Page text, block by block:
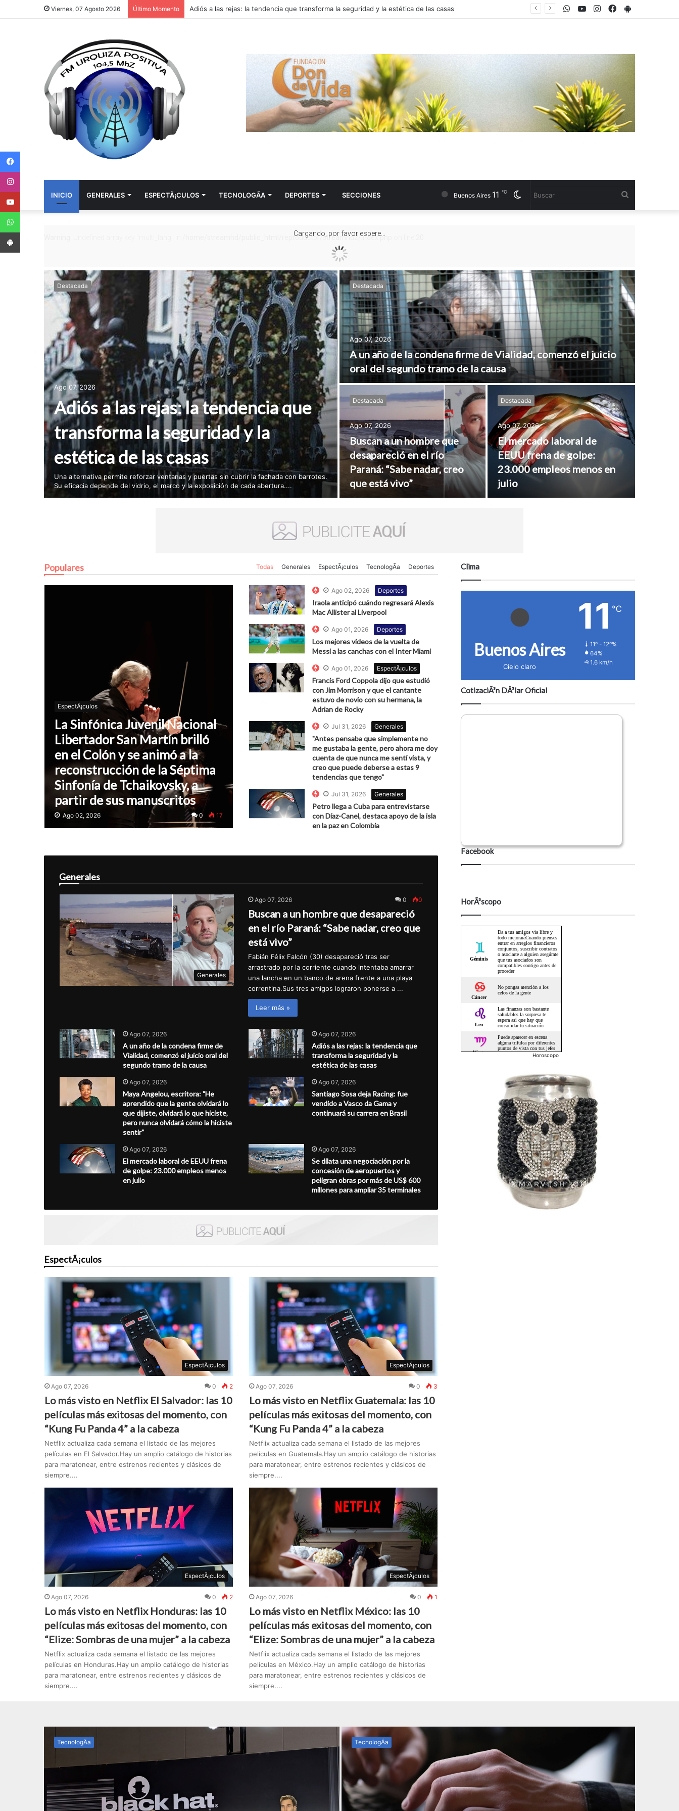
Viernes, 07 Agosto 2026 Último Momento PlayStore
Facebook
Instagram
Youtube
WhatsApp
INICIO GENERALES ESPECTÃ¡CULOS TECNOLOGÃ­A DEPORTES SECCIONES Cambiar
Buenos Aires 11 ℃
Destacada
Ago 07, 2026
Adiós a las rejas: la tendencia que
transforma la seguridad y la
estética de las casas
Una alternativa permite reforzar ventanas y puertas sin cubrir la fachada con barrotes.
Su eficacia depende del vidrio, el marco y la exposición de cada abertura....
Destacada
Ago 07, 2026
A un año de la condena firme de Vialidad, comenzó el juicio
oral del segundo tramo de la causa
Destacada
Ago 07, 2026
Buscan a un hombre que
desapareció en el río
Paraná: “Sabe nadar, creo
que está vivo”
Destacada
Ago 07, 2026
El mercado laboral de
EEUU frena de golpe:
23.000 empleos menos en
julio
Populares Todas Generales EspectÃ¡culos TecnologÃ­a Deportes
EspectÃ¡culos
La Sinfónica Juvenil Nacional
Libertador San Martín brilló
en el Colón y se animó a la
reconstrucción de la Séptima
Sinfonía de Tchaikovsky, a
partir de sus manuscritos
Ago 02, 2026 0 17
Ago 02, 2026 Deportes
Iraola anticipó cuándo regresará Alexis
Mac Allister al Liverpool
Ago 01, 2026 Deportes
Los mejores videos de la vuelta de
Messi a las canchas con el Inter Miami
Ago 01, 2026 EspectÃ¡culos
Francis Ford Coppola dijo que estudió
con Jim Morrison y que el cantante
estuvo de novio con su hermana, la
Adrian de Rocky
Jul 31, 2026 Generales
"Antes pensaba que simplemente no
me gustaba la gente, pero ahora me doy
cuenta de que nunca me sentí vista, y
creo que puede deberse a estas 9
tendencias que tengo"
Jul 31, 2026 Generales
Petro llega a Cuba para entrevistarse
con Díaz-Canel, destaca apoyo de la isla
en la paz en Colombia
Generales
Generales
Ago 07, 2026 0 0
Buscan a un hombre que desapareció
en el río Paraná: “Sabe nadar, creo que
está vivo”
Fabián Félix Falcón (30) desapareció tras ser
arrastrado por la corriente cuando intentaba amarrar
una lancha en un banco de arena frente a una playa
correntina.Sus tres amigos lograron ponerse a ...
Leer más »
Ago 07, 2026
A un año de la condena firme de
Vialidad, comenzó el juicio oral del
segundo tramo de la causa
Ago 07, 2026
Adiós a las rejas: la tendencia que
transforma la seguridad y la
estética de las casas
Ago 07, 2026
Maya Angelou, escritora: "He
aprendido que la gente olvidará lo
que dijiste, olvidará lo que hiciste,
pero nunca olvidará cómo la hiciste
sentir"
Ago 07, 2026
Santiago Sosa deja Racing: fue
vendido a Vasco da Gama y
continuará su carrera en Brasil
Ago 07, 2026
El mercado laboral de EEUU frena
de golpe: 23.000 empleos menos
en julio
Ago 07, 2026
Se dilata una negociación por la
concesión de aeropuertos y
peligran obras por más de US$ 600
millones para ampliar 35 terminales
EspectÃ¡culos
EspectÃ¡culos
Ago 07, 2026 0 2
Lo más visto en Netflix El Salvador: las 10
películas más exitosas del momento, con
“Kung Fu Panda 4” a la cabeza
Netflix actualiza cada semana el listado de las mejores
películas en El Salvador.Hay un amplio catálogo de historias
para maratonear, entre estrenos recientes y clásicos de
siempre....
EspectÃ¡culos
Ago 07, 2026 0 3
Lo más visto en Netflix Guatemala: las 10
películas más exitosas del momento, con
“Kung Fu Panda 4” a la cabeza
Netflix actualiza cada semana el listado de las mejores
películas en Guatemala.Hay un amplio catálogo de historias
para maratonear, entre estrenos recientes y clásicos de
siempre....
EspectÃ¡culos
Ago 07, 2026 0 2
Lo más visto en Netflix Honduras: las 10
películas más exitosas del momento, con
“Elize: Sombras de una mujer” a la cabeza
Netflix actualiza cada semana el listado de las mejores
películas en Honduras.Hay un amplio catálogo de historias
para maratonear, entre estrenos recientes y clásicos de
siempre....
EspectÃ¡culos
Ago 07, 2026 0 1
Lo más visto en Netflix México: las 10
películas más exitosas del momento, con
“Elize: Sombras de una mujer” a la cabeza
Netflix actualiza cada semana el listado de las mejores
películas en México.Hay un amplio catálogo de historias
para maratonear, entre estrenos recientes y clásicos de
siempre....
Clima
Buenos Aires
Cielo claro
11 ℃
11º - 12º%
64%
1.6 km/h
CotizaciÃ³n DÃ³lar Oficial
Facebook
HorÃ³scopo
Horoscopo
TecnologÃ­a TecnologÃ­a
WhatsApp